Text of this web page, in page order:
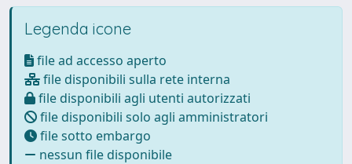
Legenda icone
file ad accesso aperto
file disponibili sulla rete interna
file disponibili agli utenti autorizzati
file disponibili solo agli amministratori
file sotto embargo
nessun file disponibile